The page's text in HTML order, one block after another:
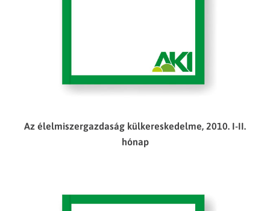
Az élelmiszergazdaság külkereskedelme, 2010. I-II.
hónap